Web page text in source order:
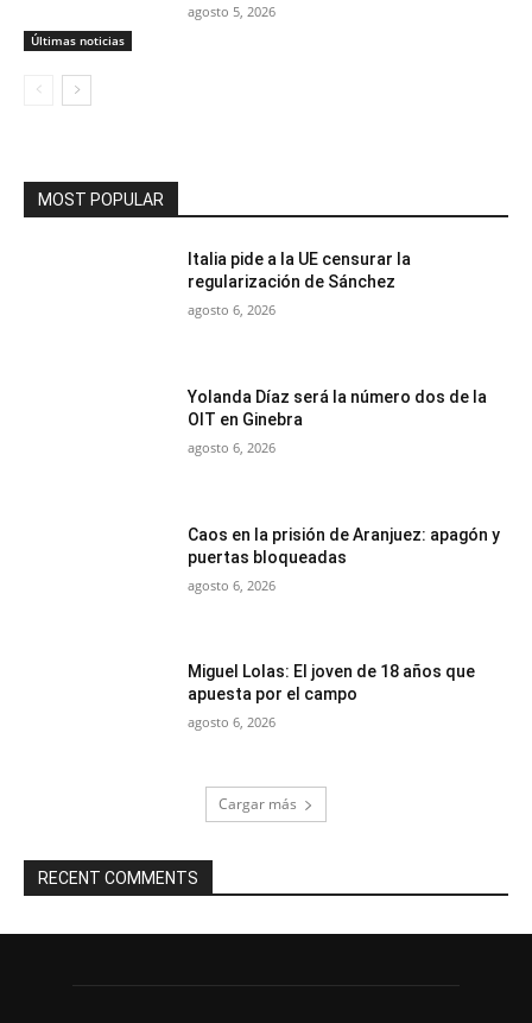
Últimas noticias
agosto 5, 2026
MOST POPULAR
Italia pide a la UE censurar la
regularización de Sánchez
agosto 6, 2026
Yolanda Díaz será la número dos de la
OIT en Ginebra
agosto 6, 2026
Caos en la prisión de Aranjuez: apagón y
puertas bloqueadas
agosto 6, 2026
Miguel Lolas: El joven de 18 años que
apuesta por el campo
agosto 6, 2026
Cargar más
RECENT COMMENTS